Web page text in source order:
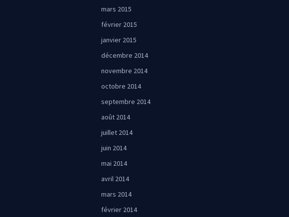
mars 2015
février 2015
janvier 2015
décembre 2014
novembre 2014
octobre 2014
septembre 2014
août 2014
juillet 2014
juin 2014
mai 2014
avril 2014
mars 2014
février 2014